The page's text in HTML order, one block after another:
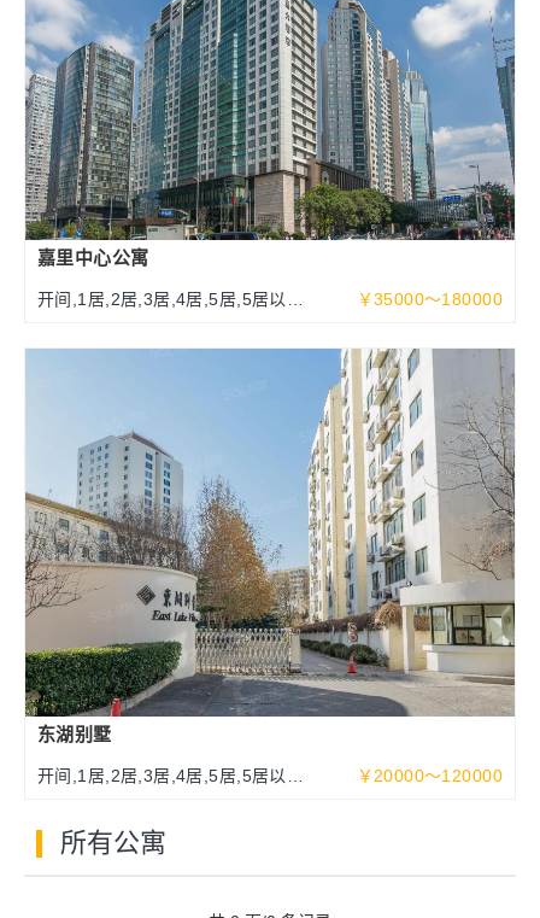
嘉里中心公寓
开间,1居,2居,3居,4居,5居,5居以上
￥35000～180000
东湖别墅
开间,1居,2居,3居,4居,5居,5居以上
￥20000～120000
所有公寓